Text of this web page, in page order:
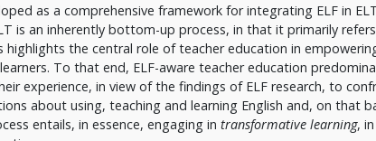
as a comprehensive framework for integrating ELF in
is an inherently bottom-up process, in that it primarily
highlights the central role of teacher education in
To that end, ELF-aware teacher education
experience, in view of the findings of ELF research, to
about using, teaching and learning English and, on that
entails, in essence, engaging intransformative learning,